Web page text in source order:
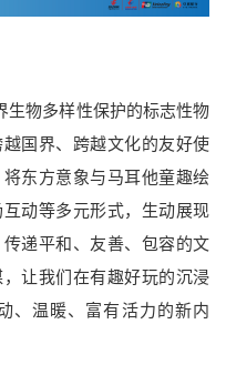
生物多样性保护的标志性物
国界、跨越文化的友好使
东方意象与马耳他童趣绘
动等多元形式，生动展现
递平和、友善、包容的文
让我们在有趣好玩的沉浸
、温暖、富有活力的新内